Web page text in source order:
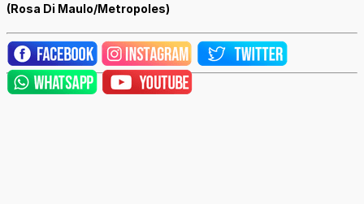
(Rosa Di Maulo/Metropoles)